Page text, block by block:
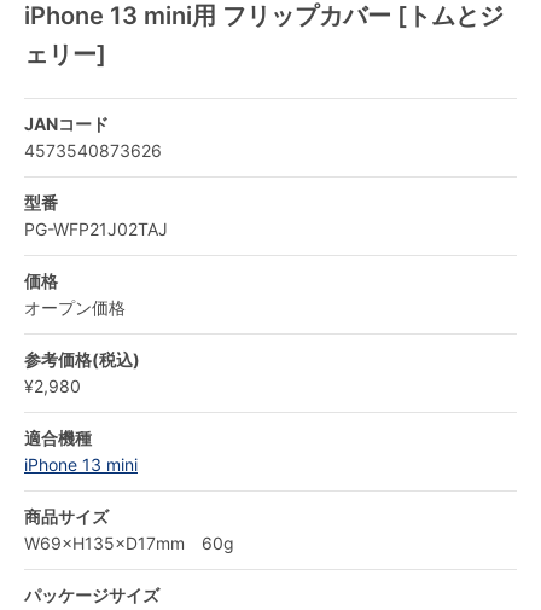
iPhone 13 mini用 フリップカバー [トムとジ
ェリー]
JANコード
4573540873626
型番
PG-WFP21J02TAJ
価格
オープン価格
参考価格(税込)
¥2,980
適合機種
iPhone 13 mini
商品サイズ
W69×H135×D17mm 60g
パッケージサイズ